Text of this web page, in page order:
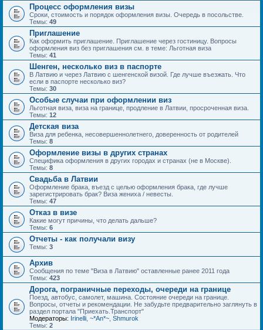
Процесс оформления визы
Сроки, стоимость и порядок оформления визы. Очередь в посольстве.
Темы: 49
Приглашение
Как оформить приглашение. Приглашение через гостиницу. Вопросы
оформления виз без приглашения см. в теме: Льготная виза
Темы: 41
Шенген, несколько виз в паспорте
В Латвию и через Латвию с шенгенской визой. Где лучше въезжать. Что
если в паспорте несколько виз?
Темы: 30
Особые случаи при оформлении виз
Льготная виза, виза на границе, продление в Латвии, просроченная виза.
Темы: 12
Детская виза
Виза для ребенка, несовершеннолетнего, доверенность от родителей
Темы: 8
Оформление визы в других странах
Специфика оформления в других городах и странах (не в Москве).
Темы: 8
Свадьба в Латвии
Оформление брака, въезд с целью оформления брака, где лучше
зарегистрировать брак? Виза жениха / невесты.
Темы: 47
Отказ в визе
Какие могут причины, что делать дальше?
Темы: 6
Отчеты - как получали визу
Темы: 3
Архив
Сообщения по теме "Виза в Латвию" оставленные ранее 2011 года
Темы: 423
Дорога, пограничные переходы, очереди на границе
Поезд, автобус, самолет, машина. Состояние очереди на границе.
Вопросы, отчеты и рекомендации. Не забудьте предварительно заглянуть в
раздел портала "Приехать.Транспорт"
Модераторы: Irinelli ~*An*~ Shmurok
Темы: 2